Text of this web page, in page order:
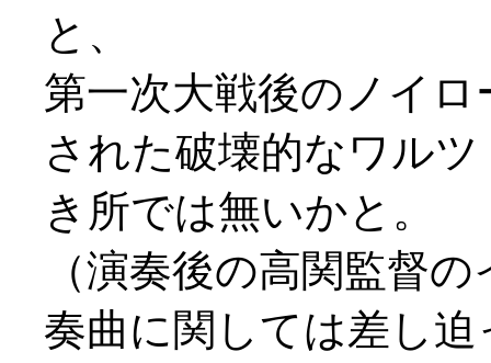
と、
第一次大戦後のノイ
された破壊的なワル
き所では無いかと。
（演奏後の高関監督
奏曲に関しては差し